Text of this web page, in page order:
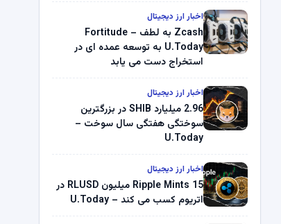
اخبار ارز دیجیتال
Zcash به لطف Fortitude –
U.Today به توسعه عمده ای در
استخراج دست می یابد
اخبار ارز دیجیتال
2.96 میلیارد SHIB در بزرگترین
سوختگی هفتگی سال سوخت –
U.Today
اخبار ارز دیجیتال
Ripple Mints 15 میلیون RLUSD در
اتریوم کسب می کند – U.Today